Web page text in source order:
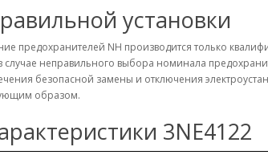
установки
предохранителей NH производится только
случае неправильного выбора номинала
безопасной замены и отключения
образом.
3NE4122